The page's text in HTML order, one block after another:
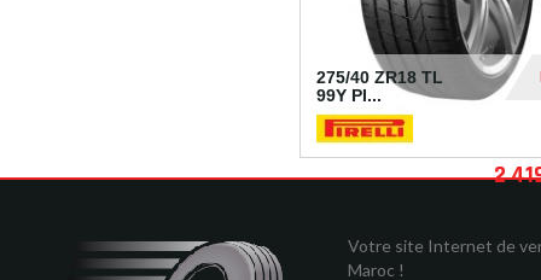
275/40 ZR18 TL
99Y PI...
2
Votre site Internet de
Maroc !